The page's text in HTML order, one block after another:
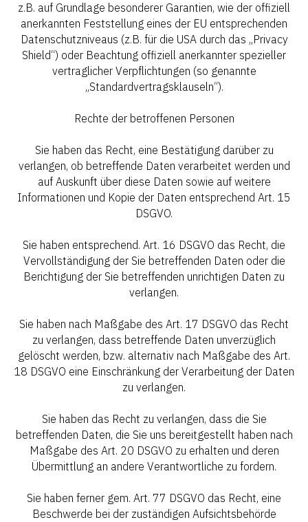
z.B. auf Grundlage besonderer Garantien, wie der offiziell
anerkannten Feststellung eines der EU entsprechenden
Datenschutzniveaus (z.B. für die USA durch das „Privacy
Shield“) oder Beachtung offiziell anerkannter spezieller
vertraglicher Verpflichtungen (so genannte
„Standardvertragsklauseln“).
Rechte der betroffenen Personen
Sie haben das Recht, eine Bestätigung darüber zu
verlangen, ob betreffende Daten verarbeitet werden und
auf Auskunft über diese Daten sowie auf weitere
Informationen und Kopie der Daten entsprechend Art. 15
DSGVO.
Sie haben entsprechend. Art. 16 DSGVO das Recht, die
Vervollständigung der Sie betreffenden Daten oder die
Berichtigung der Sie betreffenden unrichtigen Daten zu
verlangen.
Sie haben nach Maßgabe des Art. 17 DSGVO das Recht
zu verlangen, dass betreffende Daten unverzüglich
gelöscht werden, bzw. alternativ nach Maßgabe des Art.
18 DSGVO eine Einschränkung der Verarbeitung der Daten
zu verlangen.
Sie haben das Recht zu verlangen, dass die Sie
betreffenden Daten, die Sie uns bereitgestellt haben nach
Maßgabe des Art. 20 DSGVO zu erhalten und deren
Übermittlung an andere Verantwortliche zu fordern.
Sie haben ferner gem. Art. 77 DSGVO das Recht, eine
Beschwerde bei der zuständigen Aufsichtsbehörde